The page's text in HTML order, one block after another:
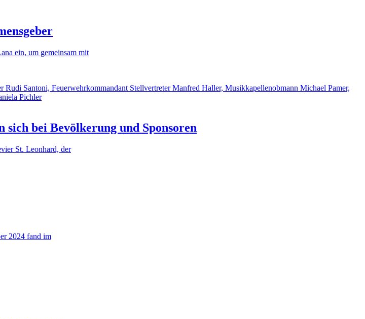
ein, um gemeinsam mit
bei Bevölkerung und Sponsoren
St. Leonhard, der
2024 fand im